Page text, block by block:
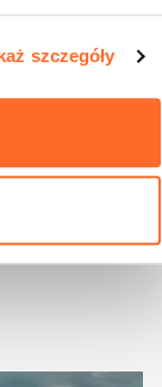
szczegóły